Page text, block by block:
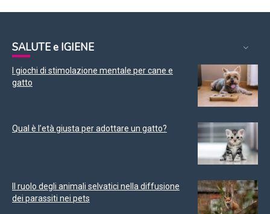
SALUTE e IGIENE
I giochi di stimolazione mentale per cane e
gatto
Qual è l’età giusta per adottare un gatto?
Il ruolo degli animali selvatici nella diffusione
dei parassiti nei pets